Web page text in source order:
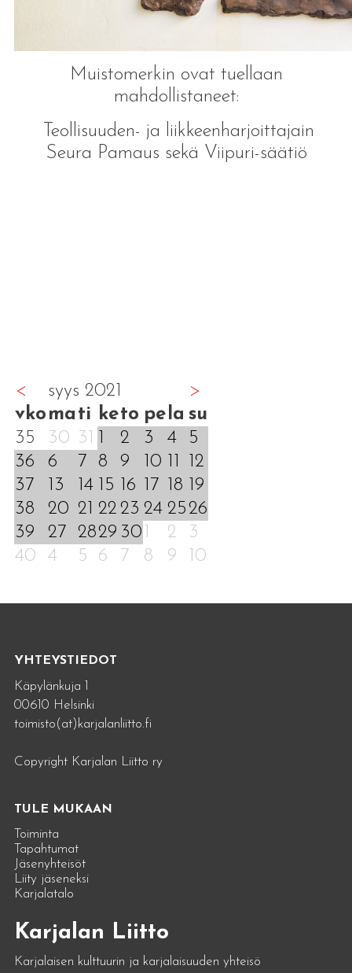
Muistomerkin ovat tuellaan
mahdollistaneet:
Teollisuuden- ja liikkeenharjoittajain
Seura Pamaus sekä Viipuri-säätiö
< syys 2021
>
vko ma ti keto pe la su
35
30 31 2 3 4
5
36
6 7 8 9 10
12
37
13 14 15 16 17 18
19
38
20 21 22 23 24 2526
39
27 2829 30 2
3
40
4 5 6 7 8 9 10
YHTEYSTIEDOT
Käpylänkuja 1
00610 Helsinki
toimisto(at)karjalanliitto.fi
Copyright Karjalan Liitto ry
TULE MUKAAN
Toiminta
Tapahtumat
Jäsenyhteisöt
Liity jäseneksi
Karjalatalo
Karjalan Liitto
Karjalaisen kulttuurin ja karjalaisuuden yhteisö